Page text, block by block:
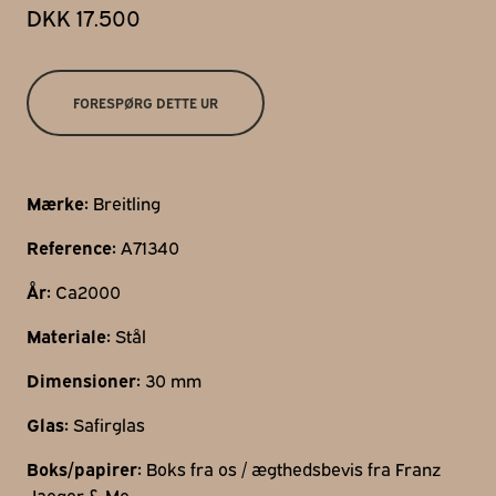
Gothersgade 31
+45 29 29 99 46
per@franzj.com
DKK 17.500
FORESPØRG DETTE UR
Mærke: Breitling
Reference: A71340
År: Ca2000
Materiale: Stål
Dimensioner: 30 mm
Glas: Safirglas
Boks/papirer: Boks fra os / ægthedsbevis fra Franz